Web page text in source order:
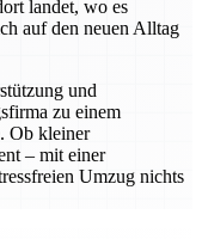
landet, wo es
auf den neuen Alltag
und
zu einem
Ob kleiner
– mit einer
Umzug nichts